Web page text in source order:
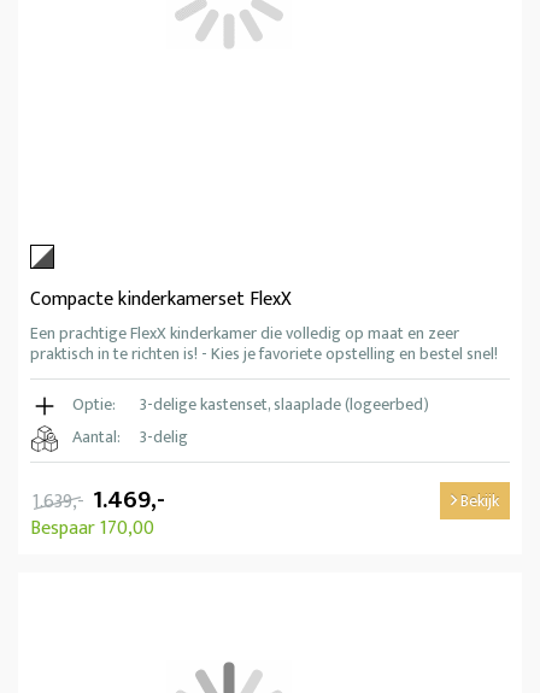
Compacte kinderkamerset FlexX
Een prachtige FlexX kinderkamer die volledig op maat en zeer
praktisch in te richten is! - Kies je favoriete opstelling en bestel snel!
Optie:
3-delige kastenset, slaaplade (logeerbed)
Aantal:
3-delig
1.639,- 1.469,-
Bespaar 170,00
Bekijk